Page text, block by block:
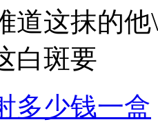
道这抹的
白斑要
多少钱一盒